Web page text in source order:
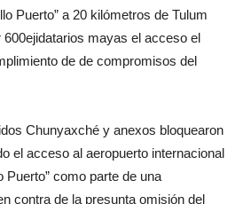
Puerto” a 20 kilómetros de Tulum
mayas el acceso el
de de compromisos del
Chunyaxché y anexos bloquearon
el acceso al aeropuerto internacional
Puerto” como parte de una
contra de la presunta omisión del